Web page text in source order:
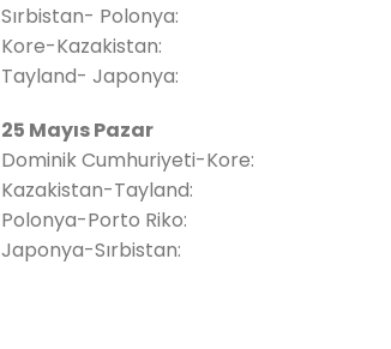
Sırbistan- Polonya:
Kore-Kazakistan:
Tayland- Japonya:
25 Mayıs Pazar
Dominik Cumhuriyeti-Kore:
Kazakistan-Tayland:
Polonya-Porto Riko:
Japonya-Sırbistan: